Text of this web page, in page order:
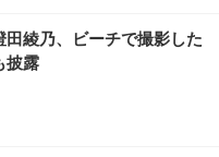
綾乃、ビーチで撮影した
披露